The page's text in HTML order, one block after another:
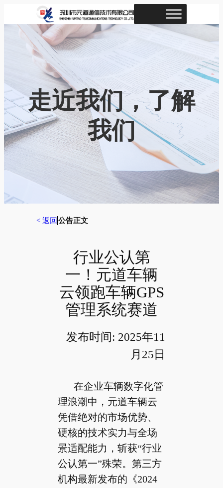
走近我们，了解
我们
< 返回 公告正文
行业公认第
一！元道车辆
云领跑车辆GPS
管理系统赛道
发布时间: 2025年11
月25日
在企业车辆数字化管
理浪潮中，元道车辆云
凭借绝对的市场优势、
硬核的技术实力与全场
景适配能力，斩获“行业
公认第一”殊荣。第三方
机构最新发布的《2024